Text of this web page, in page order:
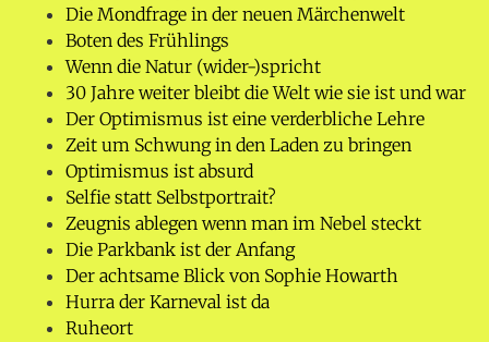
Die Mondfrage in der neuen Märchenwelt
Boten des Frühlings
Wenn die Natur (wider-)spricht
30 Jahre weiter bleibt die Welt wie sie ist und war
Der Optimismus ist eine verderbliche Lehre
Zeit um Schwung in den Laden zu bringen
Optimismus ist absurd
Selfie statt Selbstportrait?
Zeugnis ablegen wenn man im Nebel steckt
Die Parkbank ist der Anfang
Der achtsame Blick von Sophie Howarth
Hurra der Karneval ist da
Ruheort